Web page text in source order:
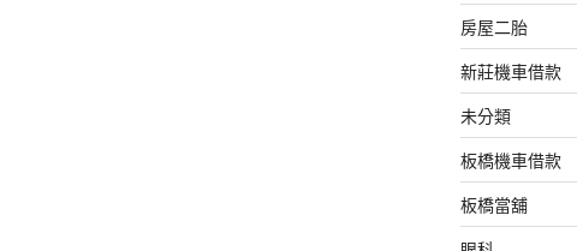
房屋二胎
新莊機車借款
未分類
板橋機車借款
板橋當舖